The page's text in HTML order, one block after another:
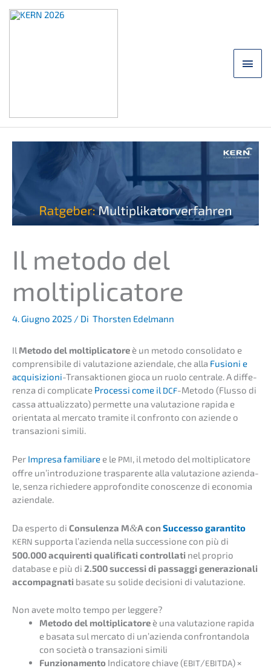
Inhalt
Il metodo del
moltiplicatore
4. Giugno 2025 / Di Thorsten Edelmann
Il Metodo del molti­pli­ca­to­re è un metodo conso­li­da­to e
compren­si­bi­le di valuta­zio­ne aziend­a­le, che alla Fusio­ni e
acqui­si­zio­ni-Trans­ak­tio­nen gioca un ruolo centra­le. A diffe­
ren­za di compli­ca­te Proces­si come il DCF-Metodo (Flusso di
cassa attua­liz­za­to) permet­te una valuta­zio­ne rapida e
orien­ta­ta al merca­to trami­te il confron­to con azien­de o
transa­zio­ni simili.
Per Impre­sa familia­re e le PMI, il metodo del molti­pli­ca­to­re
offre un’in­tro­du­zi­o­ne traspa­ren­te alla valuta­zio­ne aziend­a­
le, senza richie­de­re appro­fon­di­te conoscen­ze di econo­mia
aziendale.
Da esper­to di Consu­len­za M&A con Succes­so garan­ti­to
KERN supporta l’azi­en­da nella succes­sio­ne con più di
500.000 acqui­ren­ti quali­fi­ca­ti controll­a­ti nel proprio
databa­se e più di 2.500 succes­si di passag­gi genera­zio­na­li
accom­pa­gna­ti basate su solide decis­io­ni di valutazione.
Non avete molto tempo per leggere?
Metodo del molti­pli­ca­to­re è una valuta­zio­ne rapida
e basata sul merca­to di un’azi­en­da confront­an­do­la
con socie­tà o transa­zio­ni simili
Funzio­na­men­to Indica­to­re chiave (EBIT/EBITDA) ×